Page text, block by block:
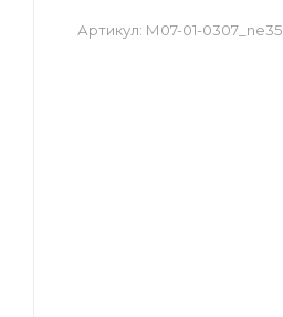
Артикул: М07-01-0307_ne35